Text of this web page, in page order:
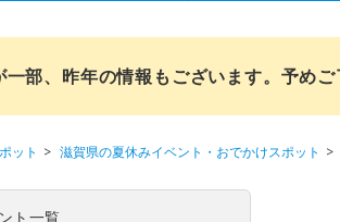
部、昨年の情報もございます。予めご
ット 滋賀県の夏休みイベント・おでかけスポット
ト一覧